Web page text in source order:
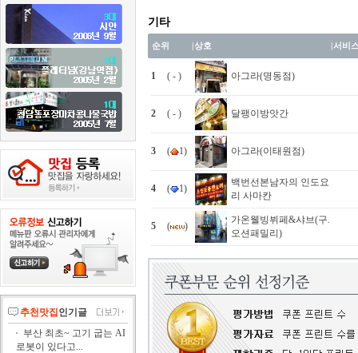
추천맛집 인기글
부산 최초~ 고기 굽는 AI
로봇이 있다고...
기타
순위 |상호 |서비
1 ( - ) 아그라(명동점)
2 ( - ) 달팽이방앗간
3 ( 1) 아그라(이태원점)
4 ( 1)
백번선본남자의 인도요
리 사마칸
5 ( )
가온웰빙뷔페&샤브(구.
오션패밀리)